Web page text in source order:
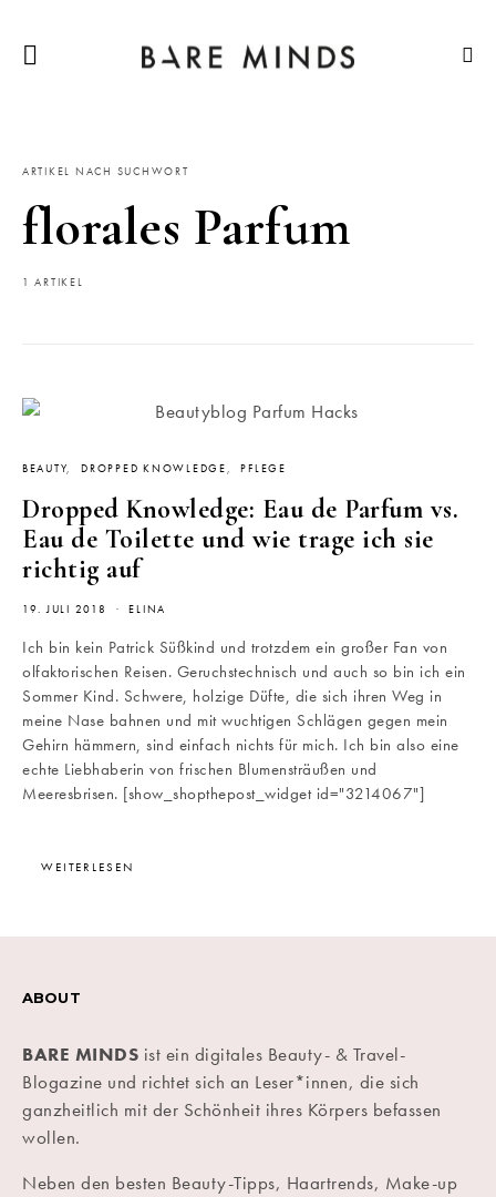
ARTIKEL NACH SUCHWORT
florales Parfum
1 ARTIKEL
BEAUTY DROPPED KNOWLEDGE PFLEGE
Dropped Knowledge: Eau de Parfum vs.
Eau de Toilette und wie trage ich sie
richtig auf
19. JULI 2018 ELINA
Ich bin kein Patrick Süßkind und trotzdem ein großer Fan von
olfaktorischen Reisen. Geruchstechnisch und auch so bin ich ein
Sommer Kind. Schwere, holzige Düfte, die sich ihren Weg in
meine Nase bahnen und mit wuchtigen Schlägen gegen mein
Gehirn hämmern, sind einfach nichts für mich. Ich bin also eine
echte Liebhaberin von frischen Blumensträußen und
Meeresbrisen. [show_shopthepost_widget id="3214067"]
WEITERLESEN
ABOUT
BARE MINDS ist ein digitales Beauty- & Travel-
Blogazine und richtet sich an Leser*innen, die sich
ganzheitlich mit der Schönheit ihres Körpers befassen
wollen.
Neben den besten Beauty-Tipps, Haartrends, Make-up